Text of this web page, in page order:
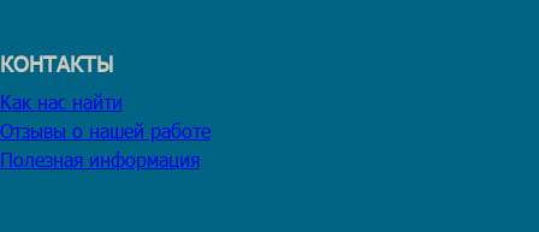
КОНТАКТЫ
Как нас найти
Отзывы о нашей работе
Полезная информация